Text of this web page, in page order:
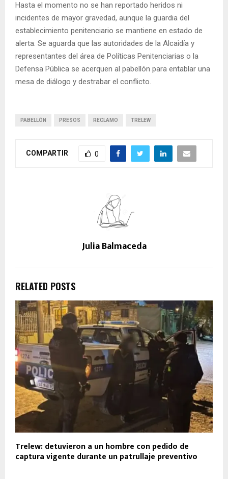
Hasta el momento no se han reportado heridos ni
incidentes de mayor gravedad, aunque la guardia del
establecimiento penitenciario se mantiene en estado de
alerta. Se aguarda que las autoridades de la Alcaidía y
representantes del área de Políticas Penitenciarias o la
Defensa Pública se acerquen al pabellón para entablar una
mesa de diálogo y destrabar el conflicto.
PABELLÓN PRESOS RECLAMO TRELEW
COMPARTIR 0
Julia Balmaceda
RELATED POSTS
Trelew: detuvieron a un hombre con pedido de
captura vigente durante un patrullaje preventivo